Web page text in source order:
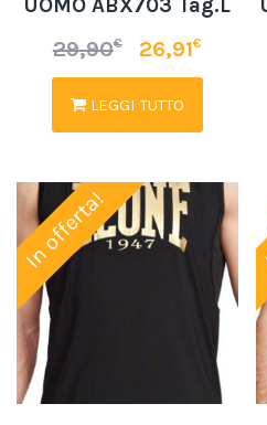
UOMO ABX703 Tag.L
29,90€ 26,91€
LEGGI TUTTO
In offerta!